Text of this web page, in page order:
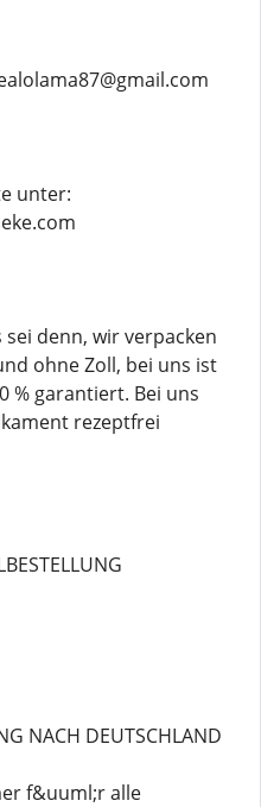
unter:
denn, wir verpacken
ohne Zoll, bei uns ist
% garantiert. Bei uns
rezeptfrei
NACH DEUTSCHLAND
f&uuml;r alle